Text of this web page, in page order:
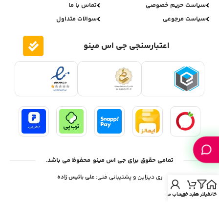
سیاست حریم خصوصی
سیاست مرجوعی
تماس با ما
سوالات متداول
اعتبارسنجی جی اس مینو
تمامی حقوق برای جی اس مینو محفوظ می باشد.
ری دیزاین و پشتیبانی فنی:علی بائیس زاده
خانهفیلتر هاسبد خریدحساب من